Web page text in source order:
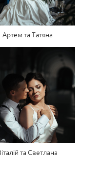
Артем та Татяна
та Светлана